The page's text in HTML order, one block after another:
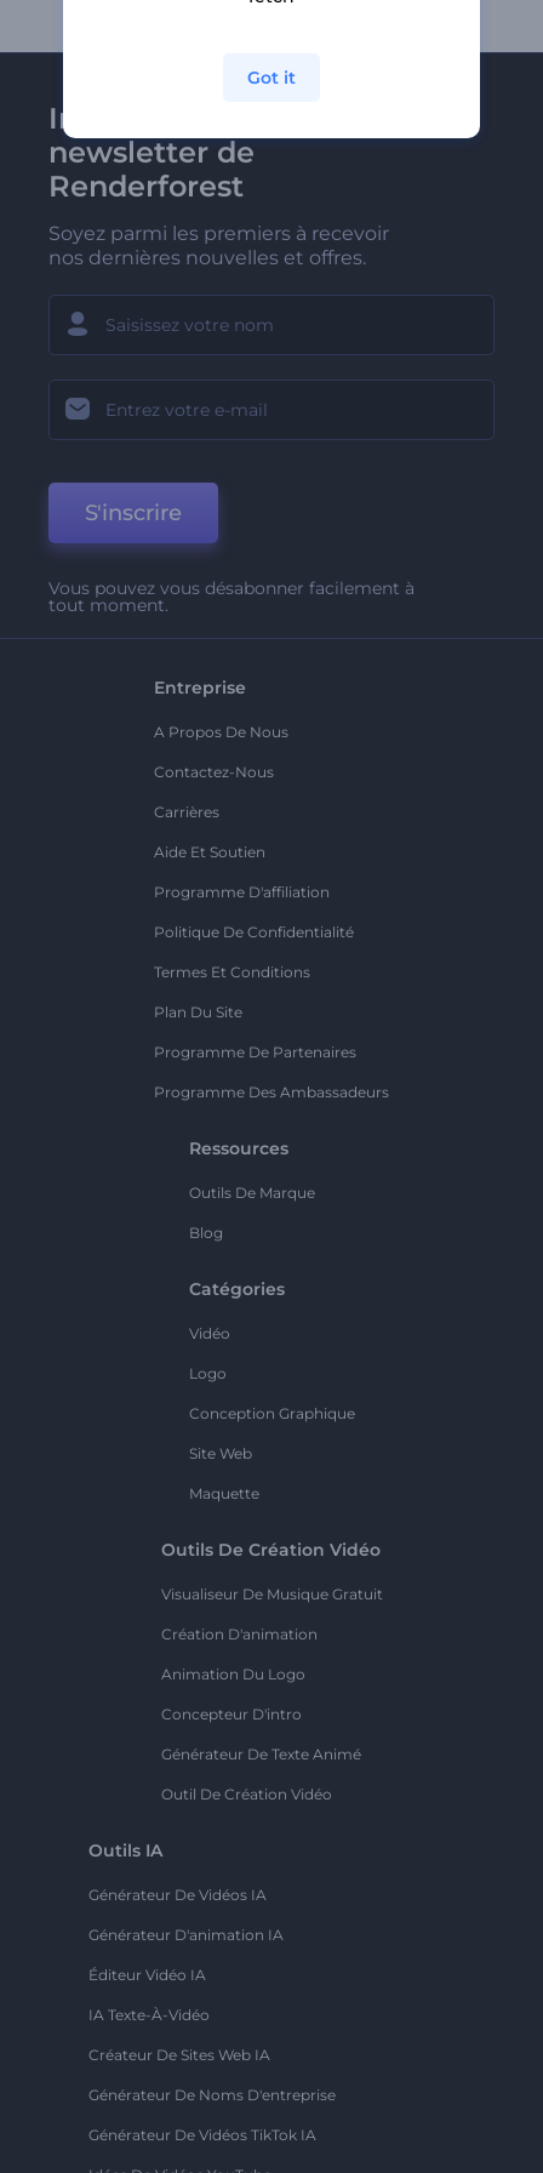
Inscrivez-vous à la
newsletter de
Renderforest
Soyez parmi les premiers à recevoir
nos dernières nouvelles et offres.
S'inscrire
Vous pouvez vous désabonner facilement à
tout moment.
Entreprise
A Propos De Nous
Contactez-Nous
Carrières
Aide Et Soutien
Programme D'affiliation
Politique De Confidentialité
Termes Et Conditions
Plan Du Site
Programme De Partenaires
Programme Des Ambassadeurs
Ressources
Outils De Marque
Blog
Catégories
Vidéo
Logo
Conception Graphique
Site Web
Maquette
Outils De Création Vidéo
Visualiseur De Musique Gratuit
Création D'animation
Animation Du Logo
Concepteur D'intro
Générateur De Texte Animé
Outil De Création Vidéo
Outils IA
Générateur De Vidéos IA
Générateur D'animation IA
Éditeur Vidéo IA
IA Texte-À-Vidéo
Créateur De Sites Web IA
Générateur De Noms D'entreprise
Générateur De Vidéos TikTok IA
Got it